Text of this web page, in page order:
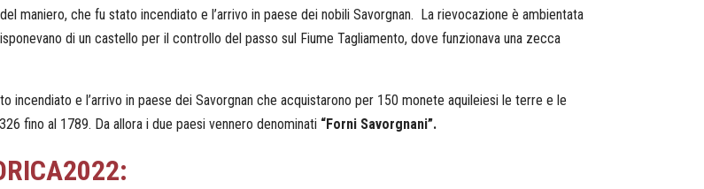
maniero, che fu stato incendiato e l’arrivo in paese dei nobili Savorgnan. La rievocazione è ambientata
di un castello per il controllo del passo sul Fiume Tagliamento, dove funzionava una zecca
incendiato e l’arrivo in paese dei Savorgnan che acquistarono per 150 monete aquileiesi le terre e le
fino al 1789. Da allora i due paesi vennero denominati “Forni Savorgnani”.